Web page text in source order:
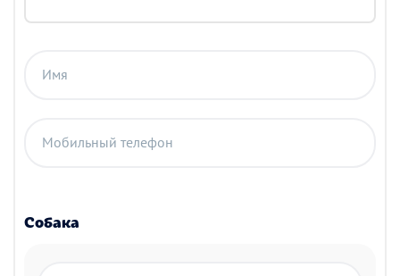
Имя
Мобильный телефон
Собака